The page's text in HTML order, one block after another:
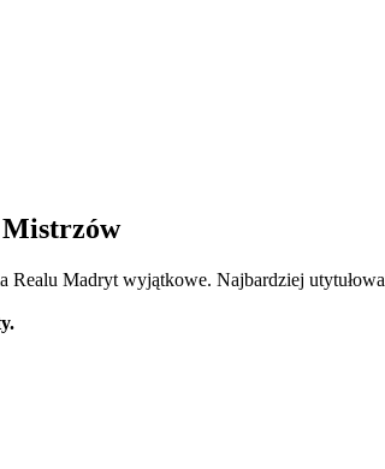
Realu Madryt wyjątkowe. Najbardziej